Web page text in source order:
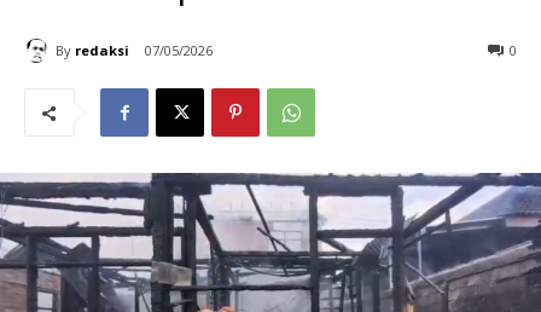
By redaksi 07/05/2026 0